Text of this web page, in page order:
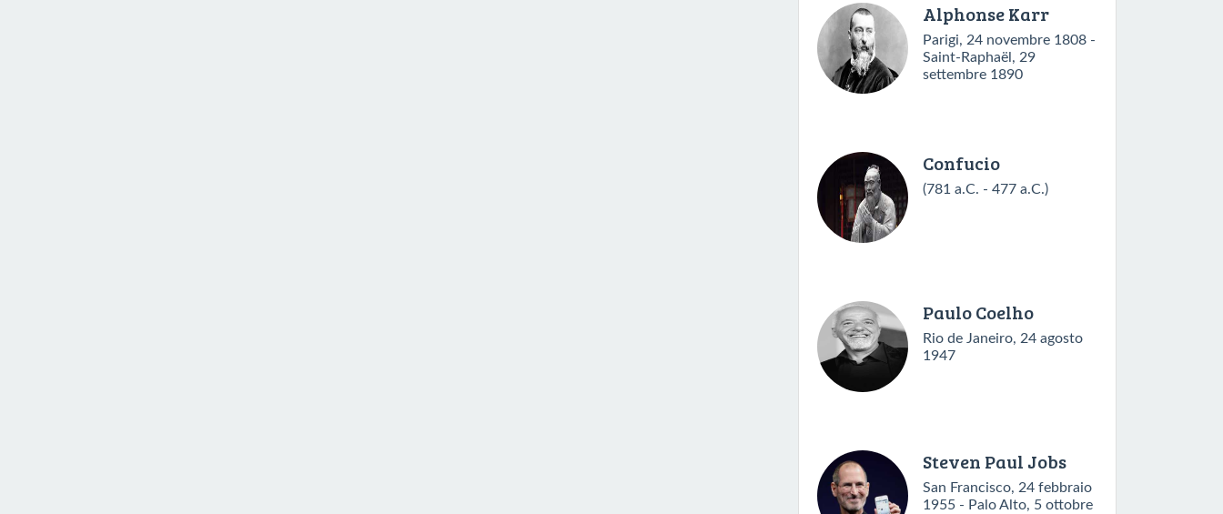
Alphonse Karr
Parigi, 24 novembre 1808 -
Saint-Raphaël, 29
settembre 1890
Confucio
(781 a.C. - 477 a.C.)
Paulo Coelho
Rio de Janeiro, 24 agosto
1947
Steven Paul Jobs
San Francisco, 24 febbraio
1955 - Palo Alto, 5 ottobre